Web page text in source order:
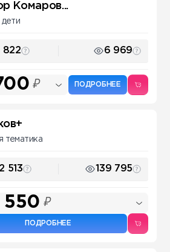
Комаров...
822 6 969
₽ ПОДРОБНЕЕ
тематика
513 139 795
550 ₽
ПОДРОБНЕЕ